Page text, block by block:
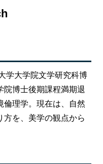
学大学院文学研究科博
院博士後期課程満期退
倫理学。現在は、自然
方を、美学の観点から